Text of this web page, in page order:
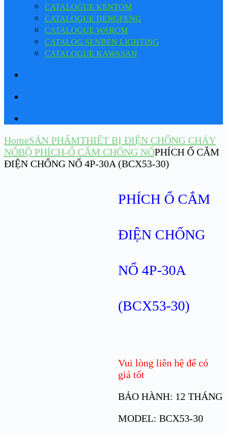
CATALOGUE KENTOM
CATALOGUE DENGFENG
CATALOGUE WAROM
CATALOG SENBEN LIGHTING
CATALOGUE KAWASAN
HomeSẢN PHẨMTHIẾT BỊ ĐIỆN CHỐNG CHÁY
NỔBỘ PHÍCH-Ổ CẮM CHỐNG NỔPHÍCH Ổ CẮM
ĐIỆN CHỐNG NỔ 4P-30A (BCX53-30)
PHÍCH Ổ CẮM
ĐIỆN CHỐNG
NỔ 4P-30A
(BCX53-30)
Vui lòng liên hệ để có
giá tốt
BẢO HÀNH: 12 THÁNG
MODEL: BCX53-30